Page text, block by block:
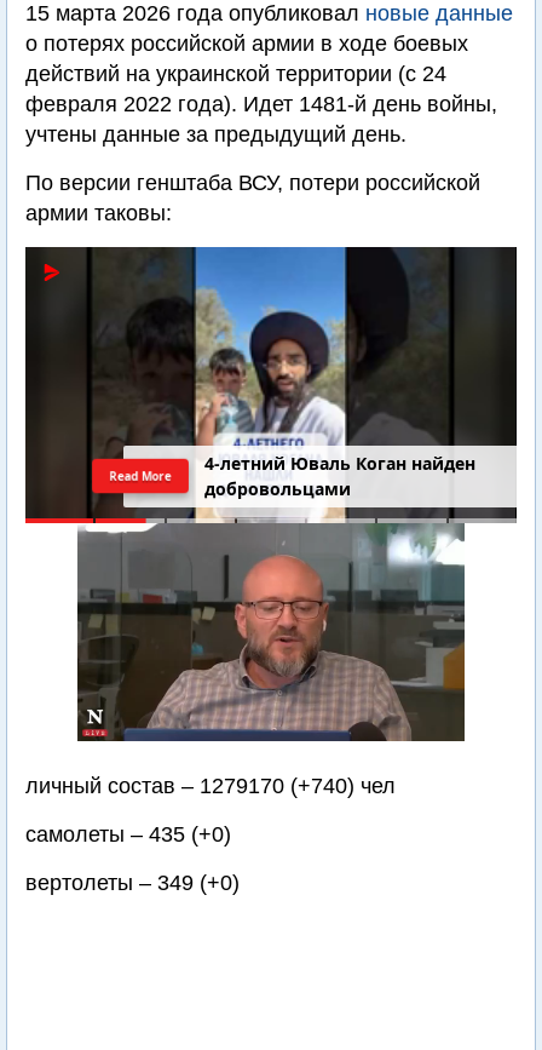
15 марта 2026 года опубликовал новые данные
о потерях российской армии в ходе боевых
действий на украинской территории (с 24
февраля 2022 года). Идет 1481-й день войны,
учтены данные за предыдущий день.
По версии генштаба ВСУ, потери российской
армии таковы:
4-летний Юваль Коган найден
добровольцами
Read More
личный состав – 1279170 (+740) чел
самолеты – 435 (+0)
вертолеты – 349 (+0)